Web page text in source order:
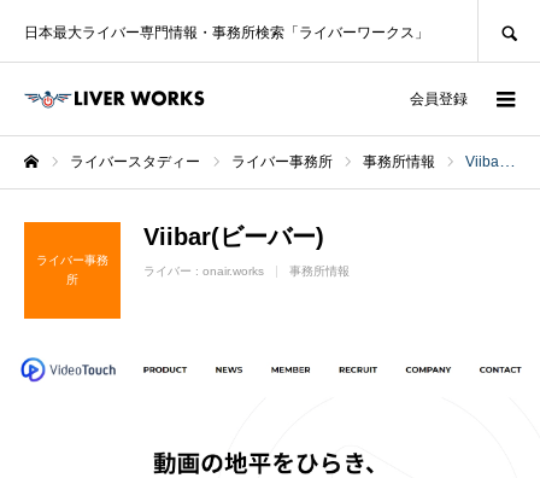
日本最大ライバー専門情報・事務所検索「ライバーワークス」
会員登録
ライバースタディー ライバー事務所 事務所情報 Viibar(ビーバー)
ライバー事務
所
Viibar(ビーバー)
ライバー : onair.works 事務所情報